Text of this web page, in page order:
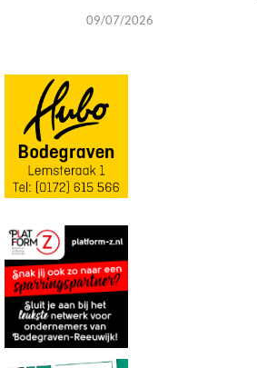
09/07/2026